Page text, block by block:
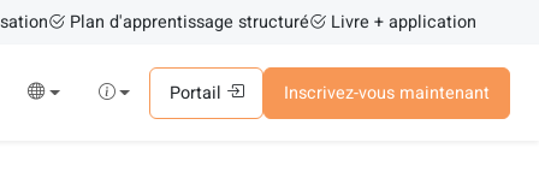
Plan d'apprentissage structuré Livre + application
Portail Inscrivez-vous maintenant